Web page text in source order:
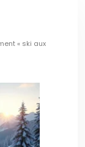
« ski aux